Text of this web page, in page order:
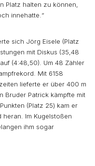
Platz halten zu können,
innehatte.“
sich Jörg Eisele (Platz
mit Diskus (35,48
(4:48,50). Um 48 Zähler
Mit 6158
lieferte er über 400 m
Bruder Patrick kämpfte mit
(Platz 25) kam er
Im Kugelstoßen
ihm sogar